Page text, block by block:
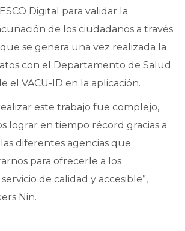
Digital para validar la
de los ciudadanos a través
se genera una vez realizada la
con el Departamento de Salud
el VACU-ID en la aplicación.
este trabajo fue complejo,
lograr en tiempo récord gracias a
diferentes agencias que
para ofrecerle a los
de calidad y accesible”,
Nin.